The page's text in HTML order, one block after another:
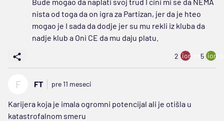
nista od toga da on igra za Partizan, jer da je hteo
mogao je I sada da dodje jer su mu rekli iz kluba da
nadje klub a Oni CE da mu daju platu.
2 ion:minus
5
F FT pre 11 meseci
Karijera koja je imala ogromni potencijal ali je otišla u
katastrofalnom smeru